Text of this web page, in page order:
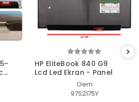
HP EliteBook 840 G9
Lcd Led Ekran - Panel
Oem
97S2175Y